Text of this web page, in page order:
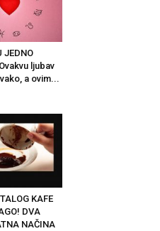
JEDNO
ljubav
a ovim...
KAFE
DVA
NAČINA